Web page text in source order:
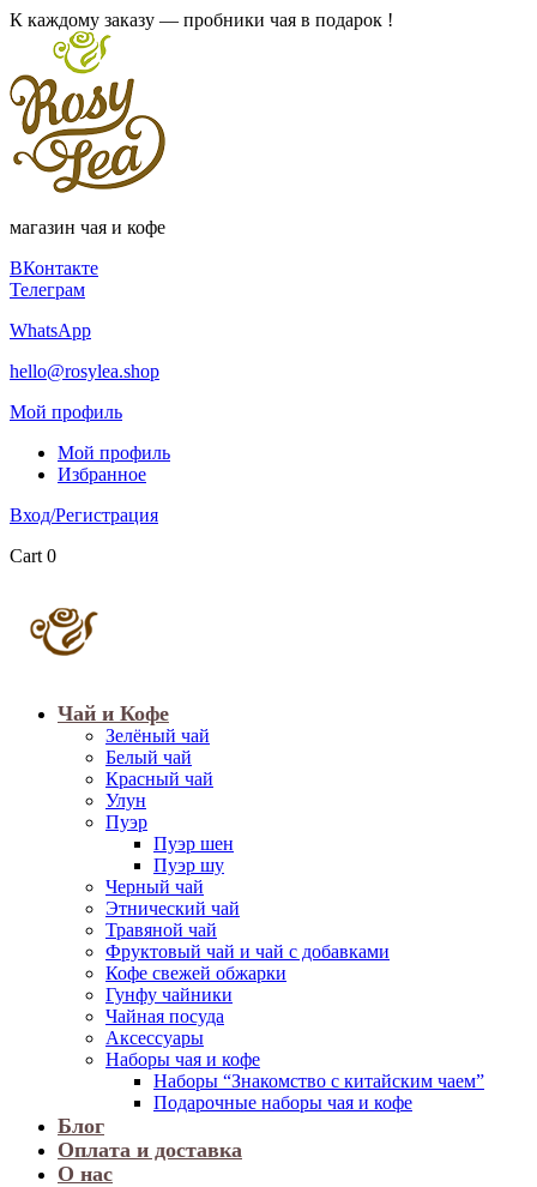
К каждому заказу — пробники чая в подарок !
магазин чая и кофе
ВКонтакте
Телеграм
WhatsApp
hello@rosylea.shop
Мой профиль
Мой профиль
Избранное
Вход/Регистрация
Cart 0
Чай и Кофе
Зелёный чай
Белый чай
Красный чай
Улун
Пуэр
Пуэр шен
Пуэр шу
Черный чай
Этнический чай
Травяной чай
Фруктовый чай и чай с добавками
Кофе свежей обжарки
Гунфу чайники
Чайная посуда
Аксессуары
Наборы чая и кофе
Наборы “Знакомство с китайским чаем”
Подарочные наборы чая и кофе
Блог
Оплата и доставка
О нас